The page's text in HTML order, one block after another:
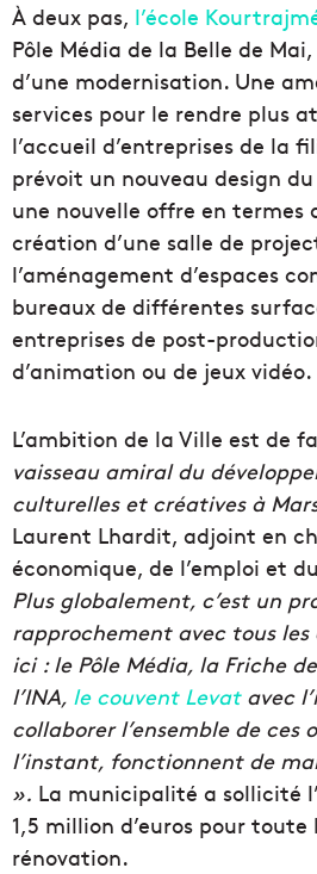
À deux pas, l’école
Pôle Média de la Belle de
d’une modernisation. Une
services pour le rendre plus
l’accueil d’entreprises de la
prévoit un nouveau design
une nouvelle offre en termes
création d’une salle de
l’aménagement d’espaces
bureaux de différentes
entreprises de post-
d’animation ou de jeux vidéo.
L’ambition de la Ville est de
vaisseau amiral du
culturelles et créatives à
Laurent Lhardit, adjoint en
économique, de l’emploi et
Plus globalement, c’est un
rapprochement avec tous
ici : le Pôle Média, la Friche
l’INA, le couvent Levatavec
collaborer l’ensemble de ces
l’instant, fonctionnent de
». La municipalité a sollicité
1,5 million d’euros pour toute
rénovation.